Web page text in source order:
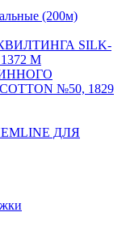
(200м)
SILK-
М
№50, 1829
ДЛЯ